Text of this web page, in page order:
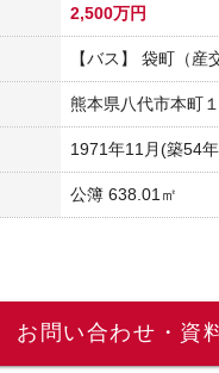
2,500万円
【バス】 袋町（産
熊本県八代市本町
1971年11月(築54
公簿 638.01㎡
お問い合わせ・資